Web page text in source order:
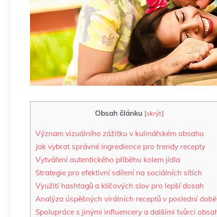
Obsah článku [skrýt]
Význam vizuálního zážitku v kulinářském obsahu
Jak vybrat správné ingredience pro trendy recepty
Vytváření autentického příběhu kolem jídla
Strategie pro efektivní sdílení na sociálních sítích
Využití hashtagů a klíčových slov pro lepší dosah
Analýza úspěšných virálních receptů v poslední době
Spolupráce s jinými influencery a dalšími tvůrci